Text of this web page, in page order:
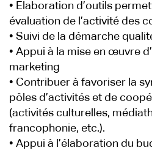
• Elaboration d’outils
évaluation de l’activité des
• Suivi de la démarche
• Appui à la mise en œuvre
marketing
• Contribuer à favoriser la
pôles d’activités et de
(activités culturelles,
francophonie, etc.).
• Appui à l’élaboration du